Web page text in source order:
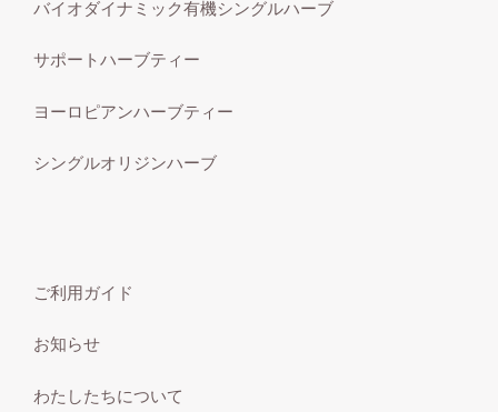
バイオダイナミック有機シングルハーブ
サポートハーブティー
ヨーロピアンハーブティー
シングルオリジンハーブ
ご利用ガイド
お知らせ
わたしたちについて